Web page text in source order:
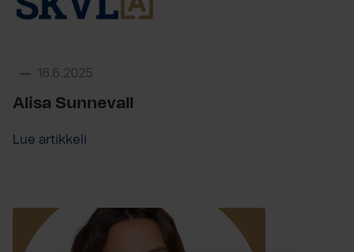
16.6.2025
Alisa Sunnevall
Lue artikkeli